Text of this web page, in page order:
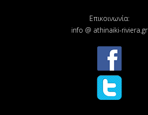
Επικοινωνία:
info @ athinaiki-riviera.gr